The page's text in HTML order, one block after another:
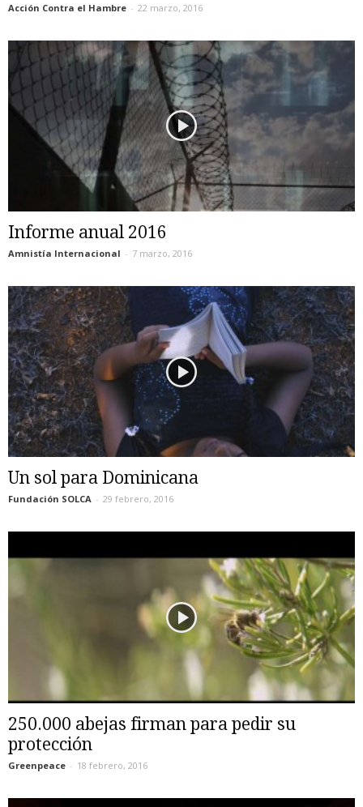
Acción Contra el Hambre - 22 marzo, 2016
Informe anual 2016
Amnistía Internacional - 7 marzo, 2016
Un sol para Dominicana
Fundación SOLCA - 29 febrero, 2016
250.000 abejas firman para pedir su
protección
Greenpeace - 18 febrero, 2016